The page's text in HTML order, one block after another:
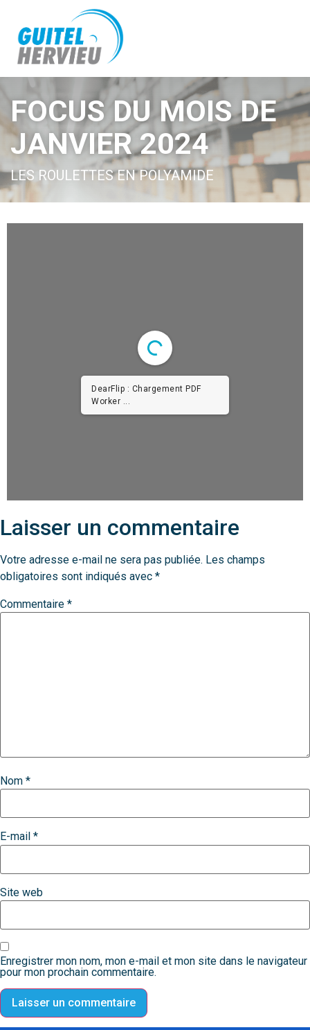
FOCUS DU MOIS DE
JANVIER 2024
LES ROULETTES EN POLYAMIDE
DearFlip : Chargement PDF
Worker ...
Laisser un commentaire
Votre adresse e-mail ne sera pas publiée. Les champs
obligatoires sont indiqués avec *
Commentaire *
Nom *
E-mail *
Site web
Enregistrer mon nom, mon e-mail et mon site dans le navigateur
pour mon prochain commentaire.